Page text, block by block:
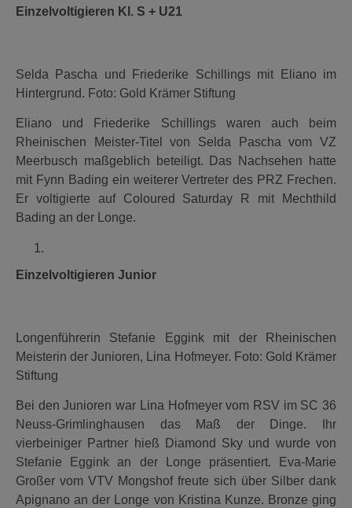
Einzelvoltigieren Kl. S + U21
Selda Pascha und Friederike Schillings mit Eliano im
Hintergrund. Foto: Gold Krämer Stiftung
Eliano und Friederike Schillings waren auch beim
Rheinischen Meister-Titel von Selda Pascha vom VZ
Meerbusch maßgeblich beteiligt. Das Nachsehen hatte
mit Fynn Bading ein weiterer Vertreter des PRZ Frechen.
Er voltigierte auf Coloured Saturday R mit Mechthild
Bading an der Longe.
Einzelvoltigieren Junior
Longenführerin Stefanie Eggink mit der Rheinischen
Meisterin der Junioren, Lina Hofmeyer. Foto: Gold Krämer
Stiftung
Bei den Junioren war Lina Hofmeyer vom RSV im SC 36
Neuss-Grimlinghausen das Maß der Dinge. Ihr
vierbeiniger Partner hieß Diamond Sky und wurde von
Stefanie Eggink an der Longe präsentiert. Eva-Marie
Großer vom VTV Mongshof freute sich über Silber dank
Apignano an der Longe von Kristina Kunze. Bronze ging